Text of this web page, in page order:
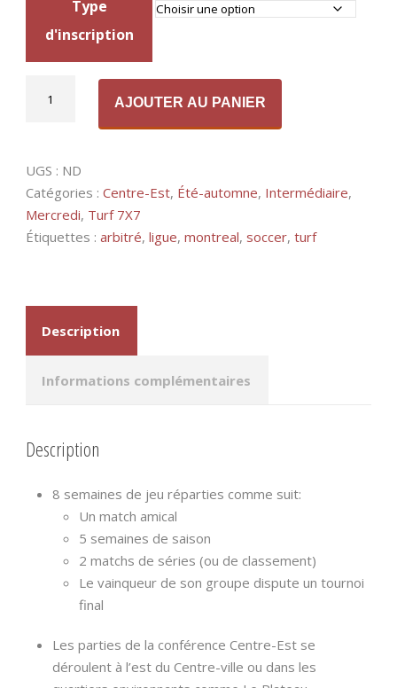
Type
d'inscription
-
Mercredi,
Intermédiaire,
Centre-
AJOUTER AU PANIER
UGS : ND
Catégories : Centre-Est, Été-automne, Intermédiaire,
Mercredi, Turf 7X7
Étiquettes : arbitré, ligue, montreal, soccer, turf
Description
Informations complémentaires
Description
8 semaines de jeu réparties comme suit:
Un match amical
5 semaines de saison
2 matchs de séries (ou de classement)
Le vainqueur de son groupe dispute un tournoi
final
Les parties de la conférence Centre-Est se
déroulent à l’est du Centre-ville ou dans les